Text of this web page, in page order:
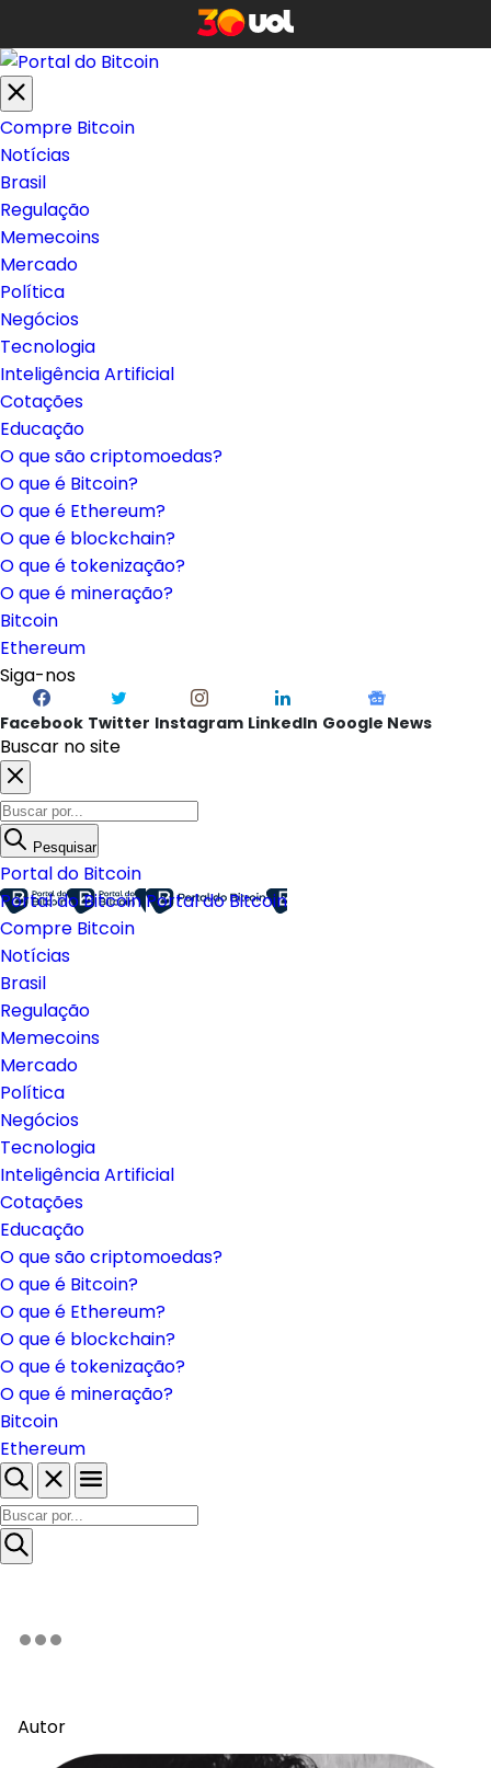
Compre Bitcoin
Notícias
Brasil
Regulação
Memecoins
Mercado
Política
Negócios
Tecnologia
Inteligência Artificial
Cotações
Educação
O que são criptomoedas?
O que é Bitcoin?
O que é Ethereum?
O que é blockchain?
O que é tokenização?
O que é mineração?
Bitcoin
Ethereum
Siga-nos
Facebook Twitter Instagram LinkedIn Google News
Buscar no site
Pesquisar
Portal do Bitcoin
Portal do BitcoinPortal do Bitcoin
Compre Bitcoin
Notícias
Brasil
Regulação
Memecoins
Mercado
Política
Negócios
Tecnologia
Inteligência Artificial
Cotações
Educação
O que são criptomoedas?
O que é Bitcoin?
O que é Ethereum?
O que é blockchain?
O que é tokenização?
O que é mineração?
Bitcoin
Ethereum
Autor